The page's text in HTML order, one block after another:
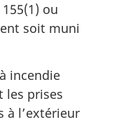
ou
soit muni
incendie
les prises
à l’extérieur